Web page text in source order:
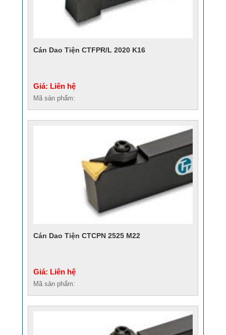
Cán Dao Tiện CTFPR/L 2020 K16
Giá: Liên hệ
Mã sản phẩm:
Cán Dao Tiện CTCPN 2525 M22
Giá: Liên hệ
Mã sản phẩm: